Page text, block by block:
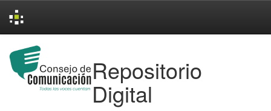
navigation
Repositorio
Digital